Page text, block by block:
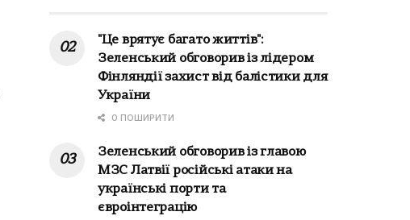
"Це врятує багато життів":
Зеленський обговорив із лідером
Фінляндії захист від балістики для
України
0 ПОШИРИТИ
Зеленський обговорив із главою
МЗС Латвії російські атаки на
українські порти та
євроінтеграцію